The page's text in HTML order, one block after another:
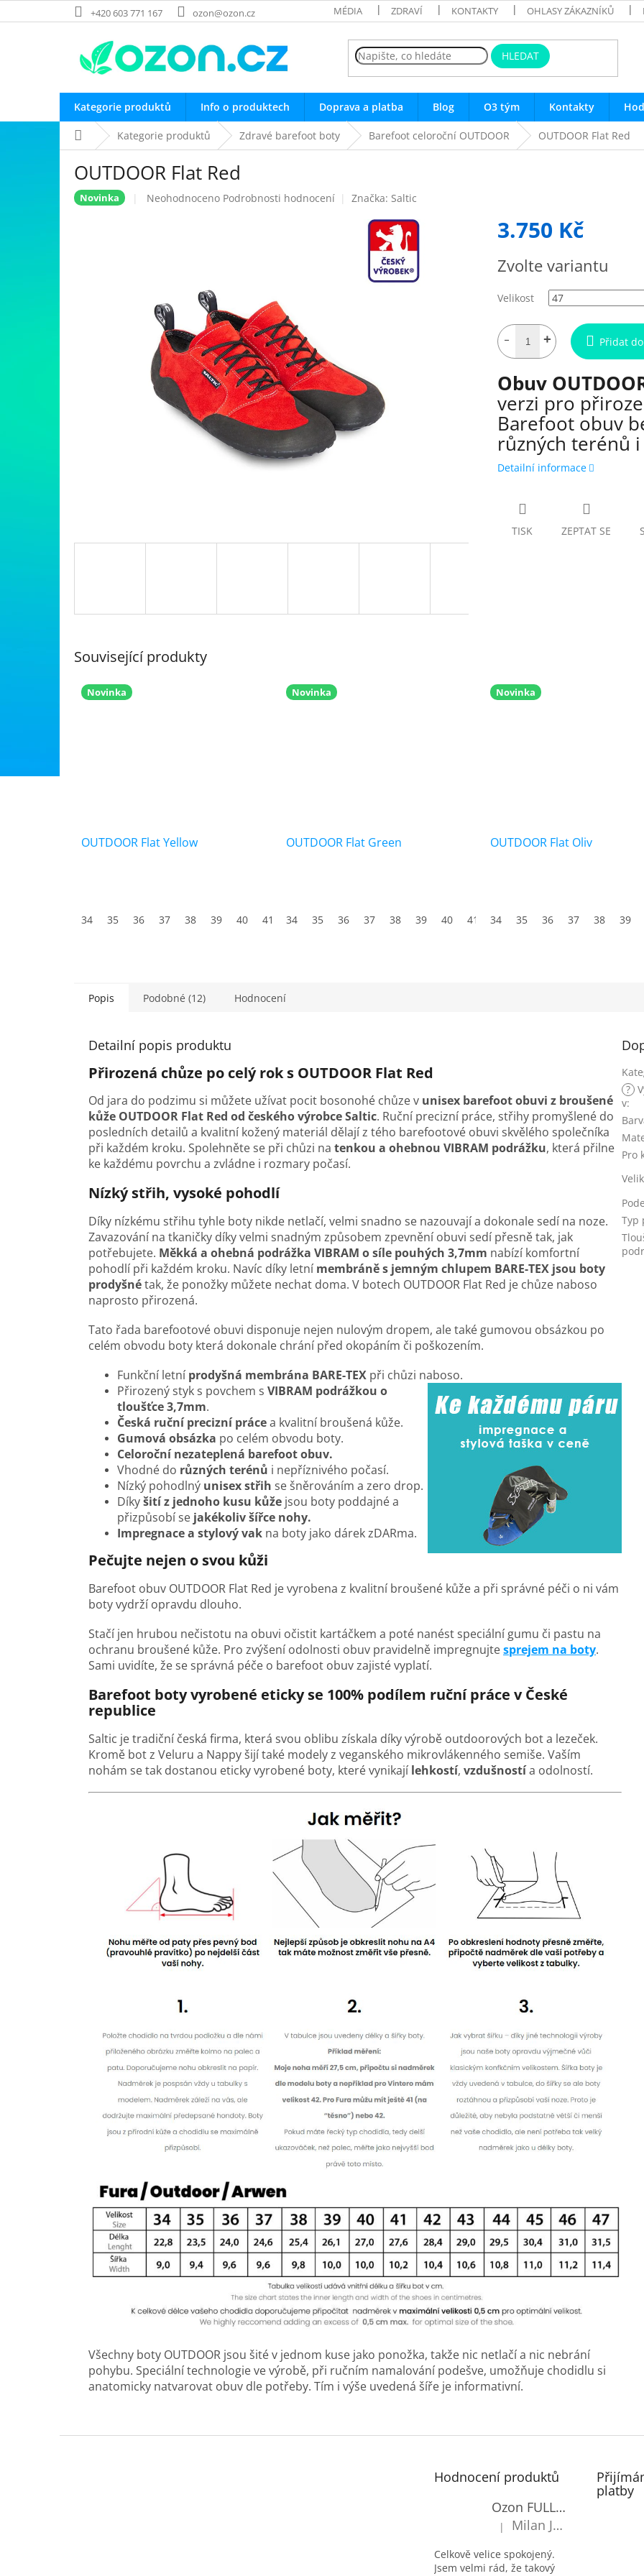
na
+420 603 771 167 ozon@ozon.cz MÉDIA ZDRAVÍ KONTAKTY OHLASY ZÁKAZNÍKŮ
HLEDAT
Kategorie produktů Info o produktech Doprava a platba Blog O3 tým Kontakty
Domů Kategorie produktů Zdravé barefoot boty Barefoot celoroční OUTDOOR OUTDOOR Flat Red
OUTDOOR Flat Red
Novinka
Průměrné
Neohodnoceno Podrobnosti hodnocení Značka: Saltic
3.750 Kč
cena:
Zvolte variantu
Velikost
Přidat
Obuv
verzi pro
Barefoot obuv
různých terénů i
Detailní informace
TISK ZEPTAT SE
Související produkty
Novinka
OUTDOOR Flat Yellow
34 35 36 37 38 39 40 41 42 43 44 45 46 47
Novinka
OUTDOOR Flat Green
34 35 36 37 38 39 40 41 42 43 44 45 46 47
Novinka
OUTDOOR Flat Oliv
34 35 36 37 38 39
Popis Podobné (12) Hodnocení
Detailní popis produktu
Přirozená chůze po celý rok s OUTDOOR Flat Red
Od jara do podzimu si můžete užívat pocit bosonohé chůze v unisex barefoot obuvi z broušené
kůže OUTDOOR Flat Red od českého výrobce Saltic. Ruční precizní práce, střihy promyšlené do
posledních detailů a kvalitní kožený materiál dělají z tého barefootové obuvi skvělého společníka
při každém kroku. Spolehněte se při chůzi na tenkou a ohebnou VIBRAM podrážku, která přilne
ke každému povrchu a zvládne i rozmary počasí.
Nízký střih, vysoké pohodlí
Díky nízkému střihu tyhle boty nikde netlačí, velmi snadno se nazouvají a dokonale sedí na noze.
Zavazování na tkaničky díky velmi snadným způsobem zpevnění obuvi sedí přesně tak, jak
potřebujete. Měkká a ohebná podrážka VIBRAM o síle pouhých 3,7mm nabízí komfortní
pohodlí při každém kroku. Navíc díky letní membráně s jemným chlupem BARE-TEX jsou boty
prodyšnétak, že ponožky můžete nechat doma. V botech OUTDOOR Flat Red je chůze naboso
naprosto přirozená.
Tato řada barefootové obuvi disponuje nejen nulovým dropem, ale také gumovou obsázkou po
celém obvodu boty která dokonale chrání před okopáním či poškozením.
Funkční letní prodyšná membrána BARE-TEX při chůzi naboso.
Přirozený styk s povchem s VIBRAM podrážkou o
tloušťce 3,7mm.
Česká ruční precizní prácea kvalitní broušená kůže.
Gumová obsázka po celém obvodu boty.
Celoroční nezateplená barefoot obuv.
Vhodné do různých terénů i nepříznivého počasí.
Nízký pohodlný unisex střih se šněrováním a zero drop.
Díkyšití z jednoho kusu kůže jsou boty poddajné a
přizpůsobí se jakékoliv šířce nohy.
Impregnace a stylový vak na boty jako dárek zDARma.
Pečujte nejen o svou kůži
Barefoot obuv OUTDOOR Flat Red je vyrobena z kvalitní broušené kůže a při správné péči o ni vám
boty vydrží opravdu dlouho.
Stačí jen hrubou nečistotu na obuvi očistit kartáčkem a poté nanést speciální gumu či pastu na
ochranu broušené kůže. Pro zvýšení odolnosti obuv pravidelně impregnujtesprejem na boty.
Sami uvidíte, že se správná péče o barefoot obuv zajisté vyplatí.
Barefoot boty vyrobené eticky se 100% podílem ruční práce v České
republice
Saltic je tradiční česká firma, která svou oblibu získala díky výrobě outdoorových bot a lezeček.
Kromě bot z Veluru a Nappy šijí také modely z veganského mikrovlákenného semiše. Vaším
nohám se tak dostanou eticky vyrobené boty, které vynikají lehkostí, vzdušnostía odolností.
Všechny boty OUTDOOR jsou šité v jednom kuse jako ponožka, takže nic netlačí a nic nebrání
pohybu. Speciální technologie ve výrobě, při ručním namalování podešve, umožňuje chodidlu si
anatomicky natvarovat obuv dle potřeby. Tím i výše uvedená šíře je informativní.
?
v:
Pro
Typ
Hodnocení produktů
Ozon FULL-OXY antimicrobial
Hodnocení produktu je 5 z 5
| Milan Janecký
Celkově velice spokojený.
Jsem velmi rád, že takový
platby